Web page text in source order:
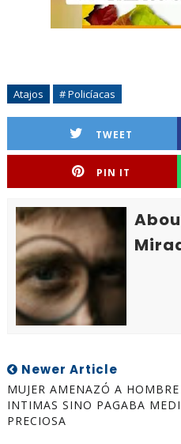
Atajos # Policíacas
TWEET
PIN IT
Newer Article
MUJER AMENAZÓ A
INTIMAS SINO PAGABA
PRECIOSA